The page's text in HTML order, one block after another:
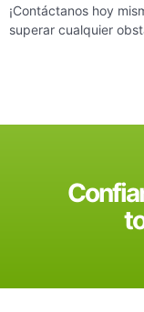
¡Contáctanos hoy
superar cualquier